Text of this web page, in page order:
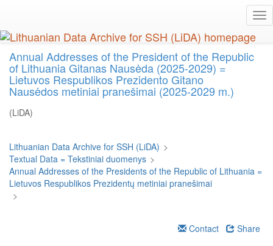
main
content
Annual Addresses of the President of the Republic
of Lithuania Gitanas Nausėda (2025-2029) =
Lietuvos Respublikos Prezidento Gitano
Nausėdos metiniai pranešimai (2025-2029 m.)
(LiDA)
Lithuanian Data Archive for SSH (LiDA) >
Textual Data = Tekstiniai duomenys >
Annual Addresses of the Presidents of the Republic of Lithuania =
Lietuvos Respublikos Prezidentų metiniai pranešimai
>
Contact
Share